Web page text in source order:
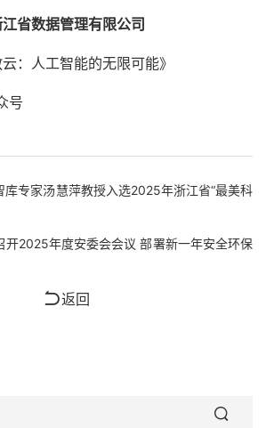
省数据管理有限公司
云：人工智能的无限可能》
号
库专家汤慧萍教授入选2025年浙江省“最美科
开2025年度安委会会议 部署新一年安全环保
返回